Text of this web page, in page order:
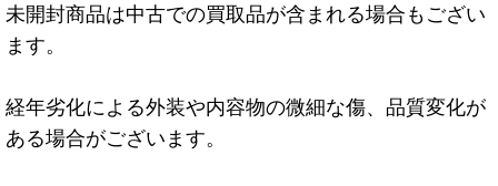
未開封商品は中古での買取品が含まれる場合もござい
ます。
経年劣化による外装や内容物の微細な傷、品質変化が
ある場合がございます。